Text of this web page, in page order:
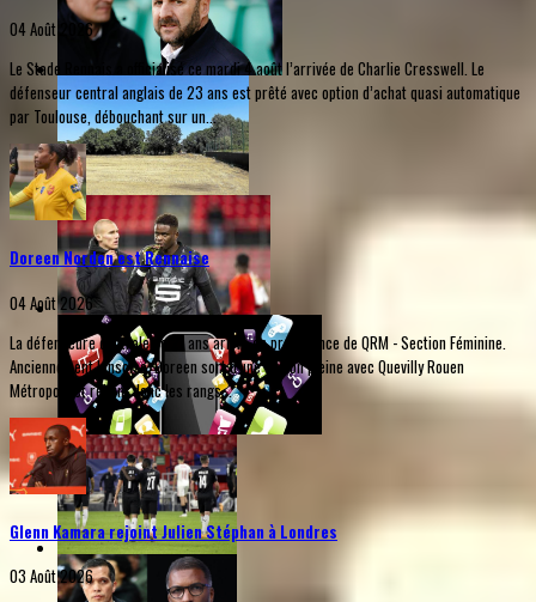
04 Août 2026
Le Stade Rennais a officialisé ce mardi 4 août l’arrivée de Charlie Cresswell. Le
défenseur central anglais de 23 ans est prêté avec option d’achat quasi automatique
par Toulouse, débouchant sur un...
Doreen Norden est Rennaise
04 Août 2026
La défenseure centrale de 21 ans arrive en provenance de QRM - Section Féminine.
Anciennement lensoise, Doreen sort d'une saison pleine avec Quevilly Rouen
Métropole et rejoint donc les rangs...
Glenn Kamara rejoint Julien Stéphan à Londres
03 Août 2026